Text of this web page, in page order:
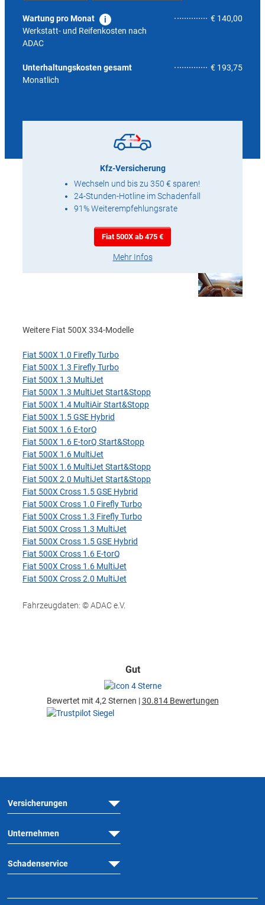
Wartung pro Monat
Werkstatt- und Reifenkosten nach
ADAC
€ 140,00
Unterhaltungskosten gesamt
Monatlich
€ 193,754,6
Kfz-Versicherung
Wechseln und bis zu 350 € sparen!
24-Stunden-Hotline im Schadenfall
91% Weiterempfehlungsrate
Fiat 500X ab 475 €
Mehr Infos
Weitere Fiat 500X 334-Modelle
Fiat 500X 1.0 Firefly Turbo
Fiat 500X 1.3 Firefly Turbo
Fiat 500X 1.3 MultiJet
Fiat 500X 1.3 MultiJet Start&Stopp
Fiat 500X 1.4 MultiAir Start&Stopp
Fiat 500X 1.5 GSE Hybrid
Fiat 500X 1.6 E-torQ
Fiat 500X 1.6 E-torQ Start&Stopp
Fiat 500X 1.6 MultiJet
Fiat 500X 1.6 MultiJet Start&Stopp
Fiat 500X 2.0 MultiJet Start&Stopp
Fiat 500X Cross 1.5 GSE Hybrid
Fiat 500X Cross 1.0 Firefly Turbo
Fiat 500X Cross 1.3 Firefly Turbo
Fiat 500X Cross 1.3 MultiJet
Fiat 500X Cross 1.5 GSE Hybrid
Fiat 500X Cross 1.6 E-torQ
Fiat 500X Cross 1.6 MultiJet
Fiat 500X Cross 2.0 MultiJet
Fahrzeugdaten: © ADAC e.V.
Gut
Bewertet mit 4,2 Sternen |30.814 Bewertungen
Versicherungen
Unternehmen
Schadenservice